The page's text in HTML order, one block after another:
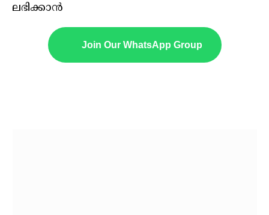
ലഭിക്കാൻ
Join Our WhatsApp Group